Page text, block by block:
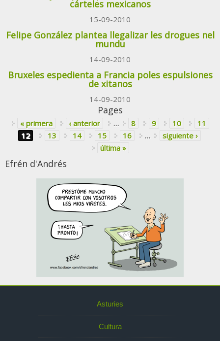
cárteles mexicanos
15-09-2010
Felipe González plantea llegalizar les drogues nel
mundu
14-09-2010
Bruxeles espedienta a Francia poles espulsiones
de xitanos
14-09-2010
Pages
« primera ‹ anterior … 8 9 10
11
12
13 14 15 16 …
siguiente ›
última »
Efrén d'Andrés
Asturies
Cultura